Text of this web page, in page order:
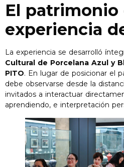
El patrimonio
experiencia
La experiencia se desarrolló
Cultural de Porcelana Azul y
PITO. En lugar de posicionar el
debe observarse desde la
invitados a interactuar
aprendiendo, e interpretación